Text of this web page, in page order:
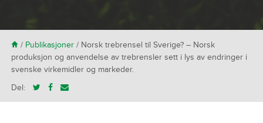
H/ Publikasjoner/ Norsk trebrensel til Sverige? – Norsk
produksjon og anvendelse av trebrensler sett i lys av endringer i
svenske virkemidler og markeder.
Del: